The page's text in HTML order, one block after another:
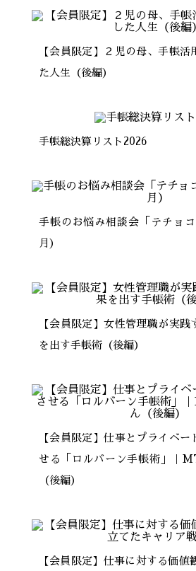
【会員限定】２児の母、手帳活
た人生（後編）
手帳総決算リスト2026
手帳のお悩み相談会「テチョ
月）
【会員限定】女性管理職が実践
を出す手帳術（後編）
【会員限定】仕事とプライベー
せる「ロルバーン手帳術」｜
（後編）
【会員限定】仕事に対する価値